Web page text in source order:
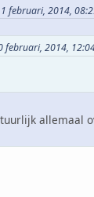
februari, 2014,
februari, 2014,
allemaal